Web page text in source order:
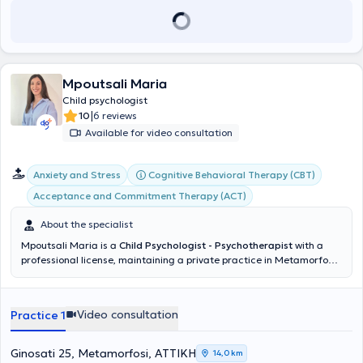
Mpoutsali Maria
Child psychologist
10|6 reviews
Available for video consultation
Anxiety and Stress
Cognitive Behavioral Therapy (CBT)
Acceptance and Commitment Therapy (ACT)
About the specialist
Mpoutsali Maria is a Child Psychologist - Psychotherapist with a
professional license, maintaining a private practice in Metamorfosi.
psychotherapeutic services to adults, children, adolescents, and
the University of Crete and a postgraduate degree in "Clinical
Interventions in Addictions" from the same university. Additionally,
she has specialized in "Cognitive Behavioral Therapy (CBT) for
Practice 1 Video consultation
Ginosati 25, Metamorfosi, ΑΤΤΙΚΗ 14,0 km